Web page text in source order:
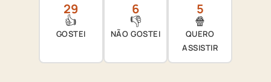
29
👍
GOSTEI
6
👎
NÃO GOSTEI
5
🍿
QUERO
ASSISTIR